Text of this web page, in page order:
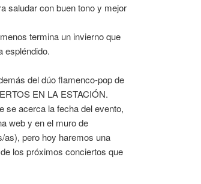
saludar con buen tono y mejor
termina un invierno que
espléndido.
del dúo flamenco-pop de
EN LA ESTACIÓN.
se acerca la fecha del evento,
web y en el muro de
as), pero hoy haremos una
los próximos conciertos que